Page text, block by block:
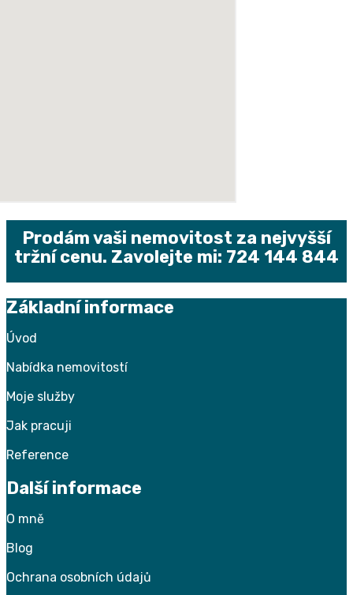
Prodám vaši nemovitost za nejvyšší
tržní cenu. Zavolejte mi: 724 144 844
Základní informace
Úvod
Nabídka nemovitostí
Moje služby
Jak pracuji
Reference
Další informace
O mně
Blog
Ochrana osobních údajů